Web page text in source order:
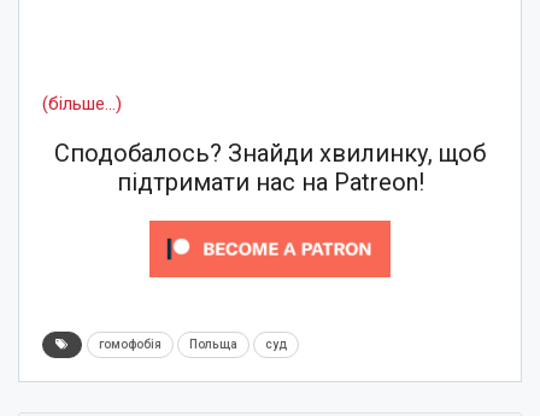
(більше…)
Сподобалось? Знайди хвилинку, щоб
підтримати нас на Patreon!
гомофобія Польща суд